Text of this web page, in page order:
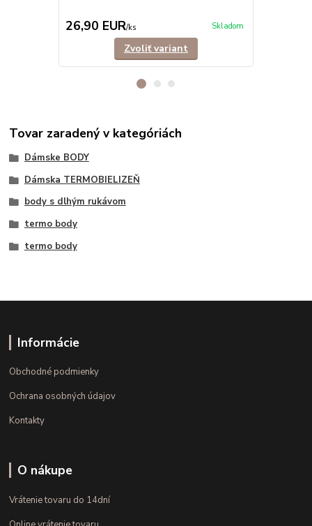
26,90 EUR/ks Skladom
Zvoliť variant
Tovar zaradený v kategóriách
Dámske BODY
Dámska TERMOBIELIZEŇ
body s dlhým rukávom
termo body
termo body
Informácie
Obchodné podmienky
Ochrana osobných údajov
Kontakty
O nákupe
Vrátenie tovaru do 14dní